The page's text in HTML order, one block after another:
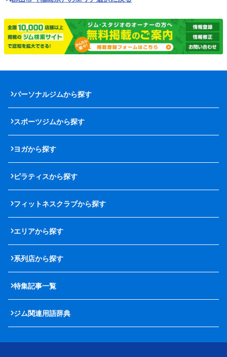
パーソナルジムから探す
スポーツジムから探す
ヨガから探す
ピラティスから探す
フィットネスクラブから探す
エリアから探す
系列店から探す
特集記事一覧
ジム関連用語辞典